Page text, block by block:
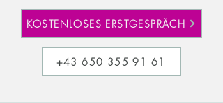
KOSTENLOSES ERSTGESPRÄCH
+43 650 355 91 61